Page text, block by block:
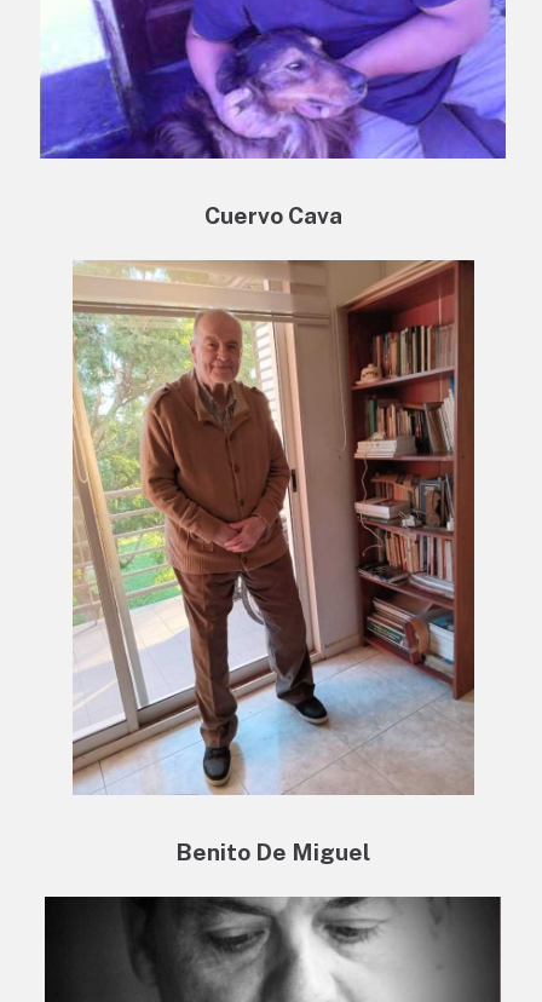
Cuervo Cava
Benito De Miguel